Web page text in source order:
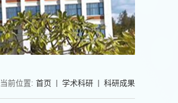
当前位置: 首页 学术科研 科研成果